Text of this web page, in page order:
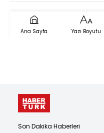
Ana Sayfa Yazı Boyutu
Son Dakika Haberleri